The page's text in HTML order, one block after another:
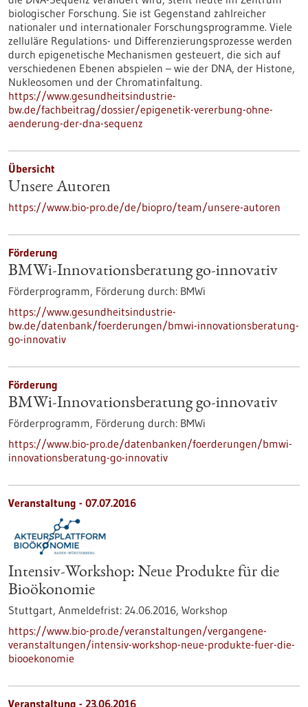
biologischer Forschung. Sie ist Gegenstand zahlreicher
nationaler und internationaler Forschungsprogramme. Viele
zelluläre Regulations- und Differenzierungsprozesse werden
durch epigenetische Mechanismen gesteuert, die sich auf
verschiedenen Ebenen abspielen – wie der DNA, der Histone,
Nukleosomen und der Chromatinfaltung.
https://www.gesundheitsindustrie-
bw.de/fachbeitrag/dossier/epigenetik-vererbung-ohne-
aenderung-der-dna-sequenz
Übersicht
Unsere Autoren
https://www.bio-pro.de/de/biopro/team/unsere-autoren
Förderung
BMWi-Innovationsberatung go-innovativ
Förderprogramm, Förderung durch: BMWi
https://www.gesundheitsindustrie-
bw.de/datenbank/foerderungen/bmwi-innovationsberatung-
go-innovativ
Förderung
BMWi-Innovationsberatung go-innovativ
Förderprogramm, Förderung durch: BMWi
https://www.bio-pro.de/datenbanken/foerderungen/bmwi-
innovationsberatung-go-innovativ
Veranstaltung - 07.07.2016
Intensiv-Workshop: Neue Produkte für die
Bioökonomie
Stuttgart, Anmeldefrist: 24.06.2016, Workshop
https://www.bio-pro.de/veranstaltungen/vergangene-
veranstaltungen/intensiv-workshop-neue-produkte-fuer-die-
biooekonomie
Veranstaltung - 23.06.2016